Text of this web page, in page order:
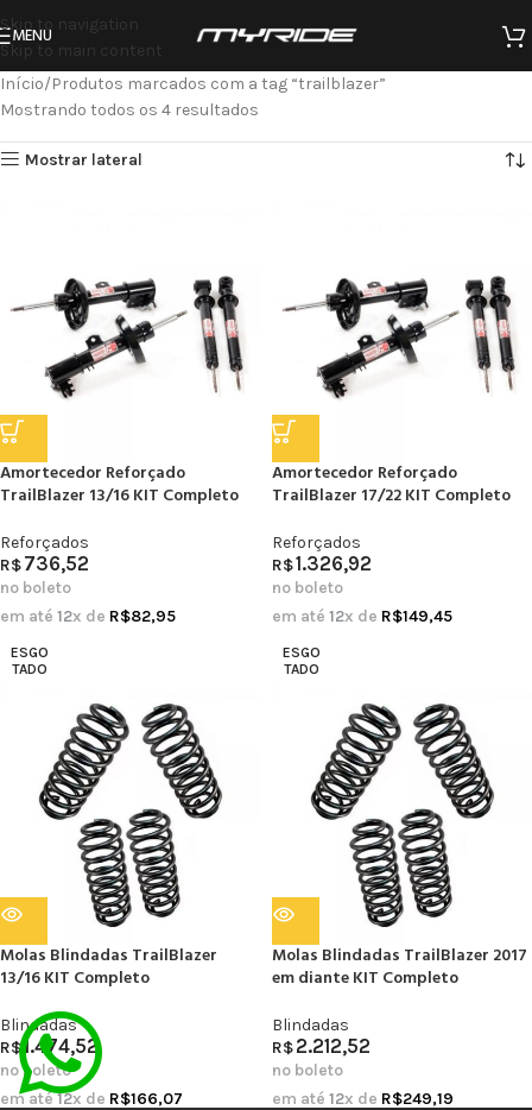
Skip to navigation
Skip to main content
MENU
Início Produtos marcados com a tag “trailblazer”
Mostrando todos os 4 resultados
Mostrar lateral
Amortecedor Reforçado
TrailBlazer 13/16 KIT Completo
Reforçados
R$736,52
no boleto
em até 12x de R$82,95
Amortecedor Reforçado
TrailBlazer 17/22 KIT Completo
Reforçados
R$1.326,92
no boleto
em até 12x de R$149,45
ESGO
TADO
Molas Blindadas TrailBlazer
13/16 KIT Completo
Blindadas
R$ 1.474,52
no boleto
em até12x de R$166,07
ESGO
TADO
Molas Blindadas TrailBlazer 2017
em diante KIT Completo
Blindadas
R$2.212,52
no boleto
em até 12x de R$249,19